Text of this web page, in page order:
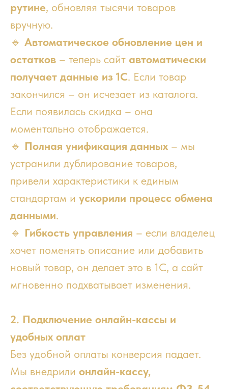
рутине, обновляя тысячи товаров
вручную.
🔹 Автоматическое обновление цен и
остатков – теперь сайт автоматически
получает данные из 1С. Если товар
закончился – он исчезает из каталога.
Если появилась скидка – она
моментально отображается.
🔹 Полная унификация данных – мы
устранили дублирование товаров,
привели характеристики к единым
стандартам и ускорили процесс обмена
данными.
🔹 Гибкость управления – если владелец
хочет поменять описание или добавить
новый товар, он делает это в 1С, а сайт
мгновенно подхватывает изменения.
2. Подключение онлайн-кассы и
удобных оплат
Без удобной оплаты конверсия падает.
Мы внедрили онлайн-кассу,